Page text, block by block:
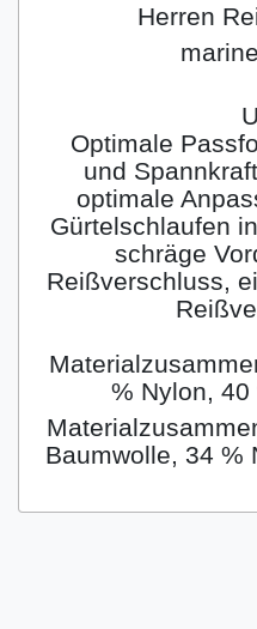
Herren
Optimale
und
optimale
Gürtelschlaufen
schräge
Reißverschluss,
% Nylon,
Baumwolle, 34 %